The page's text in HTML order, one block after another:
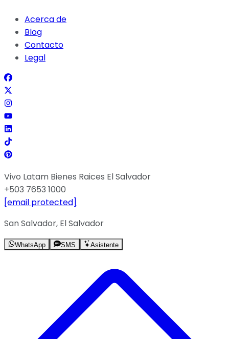
Acerca de
Blog
Contacto
Legal
Vivo Latam Bienes Raices El Salvador
+503 7653 1000
[email protected]
San Salvador, El Salvador
WhatsApp SMS Asistente